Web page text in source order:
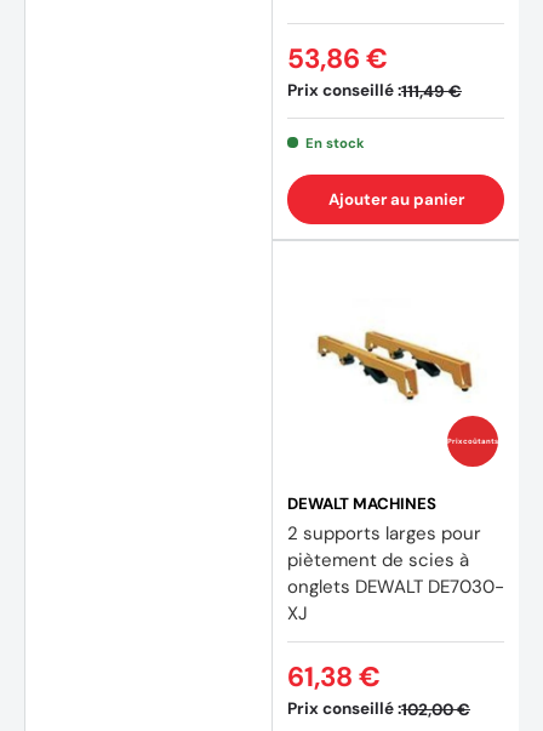
(1
Prix conseillé :111,49 €
53,86 €
En stock
Ajouter au panier
Prix coûtants
DEWALT MACHINES
2 supports larges pour
piètement de scies à
onglets DEWALT DE7030-
XJ
Prix conseillé :102,00 €
61,38 €